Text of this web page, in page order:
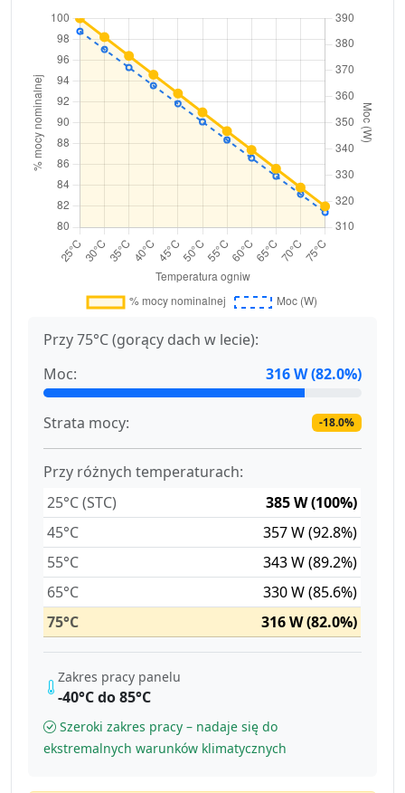
Przy 75°C (gorący dach w lecie):
Moc:
316 W (82.0%)
Strata mocy: -18.0%
Przy różnych temperaturach:
25°C (STC)
385 W (100%)
45°C
357 W (92.8%)
55°C
343 W (89.2%)
65°C
330 W (85.6%)
75°C
316 W (82.0%)
Zakres pracy panelu
-40°C do 85°C
Szeroki zakres pracy – nadaje się do
ekstremalnych warunków klimatycznych